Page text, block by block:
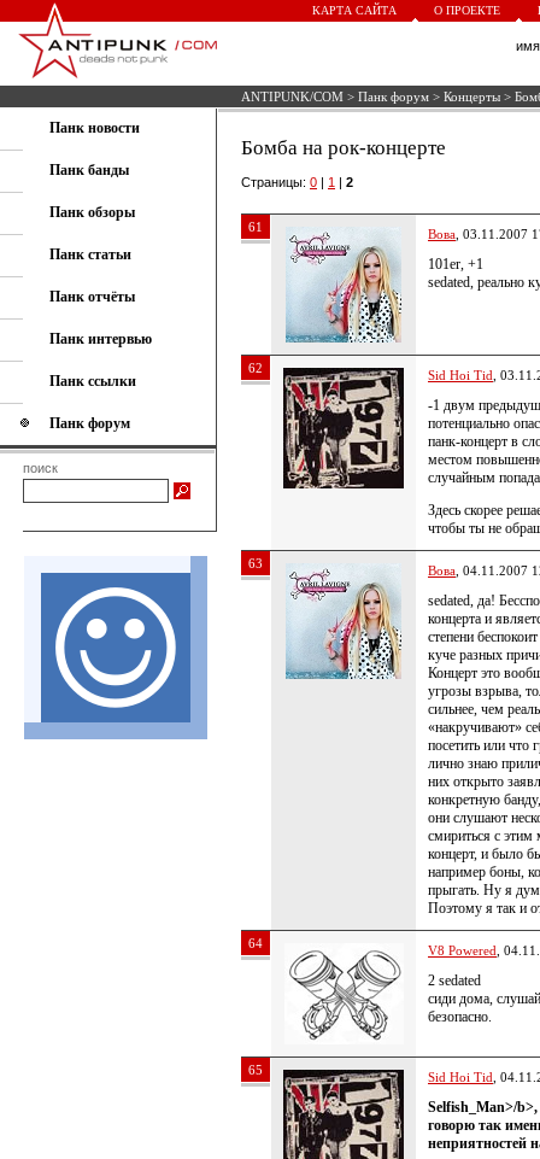
КАРТА САЙТА О ПРОЕКТЕ
ANTIPUNK/COM > Панк форум > Концерты >
Панк новости
Панк банды
Панк обзоры
Панк статьи
Панк отчёты
Панк интервью
Панк ссылки
Панк форум
поиск
Бомба на рок-концерте
Страницы: 0 | 1 | 2
61 Вова , 03.11.2007
101er, +1
sedated, реально
62 Sid Hoi Tid ,
-1 двум
потенциально
панк-концерт в
местом
случайным
Здесь скорее
чтобы ты не
63 Вова , 04.11.2007
sedated, да!
концерта и
степени
куче разных
Концерт это
угрозы взрыва,
сильнее, чем
«накручивают»
посетить или что
лично знаю
них открыто
конкретную
они слушают
смириться с
концерт, и было
например боны,
прыгать. Ну я
Поэтому я так и
64 V8 Powered ,
2 sedated
сиди дома,
безопасно.
65 Sid Hoi Tid ,
Selfish_Man>/
говорю так
неприятностей